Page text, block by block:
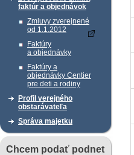
faktúr a objednávok
Zmluvy zverejnené
od 1.1.2012
Faktúry
a objednávky
Faktúry a
objednávky Centier
pre deti a rodiny
Profil verejného
obstarávateľa
Správa majetku
Chcem podať podnet